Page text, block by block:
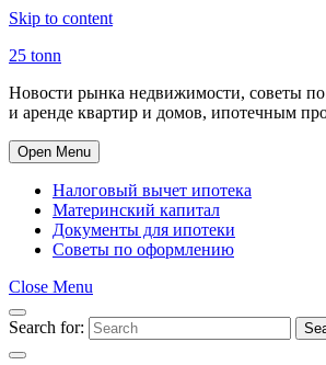
Skip to content
25 tonn
Новости рынка недвижимости, советы
и аренде квартир и домов, ипотечным
Open Menu
Налоговый вычет ипотека
Материнский капитал
Документы для ипотеки
Советы по оформлению
Close Menu
Search for: